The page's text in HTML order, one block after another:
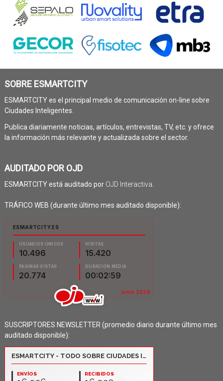
SOBRE ESMARTCITY
ESMARTCITY es el principal medio de comunicación on-line sobre
Ciudades Inteligentes.
Publica diariamente noticias, artículos, entrevistas, TV, etc. y ofrece
la información más relevante y actualizada sobre el sector.
AUDITADO POR OJD
ESMARTCITY está auditado por OJD Interactiva
TRÁFICO WEB (durante último mes auditado disponible):
SUSCRIPTORES NEWSLETTER (promedio diario durante último mes
auditado disponible):